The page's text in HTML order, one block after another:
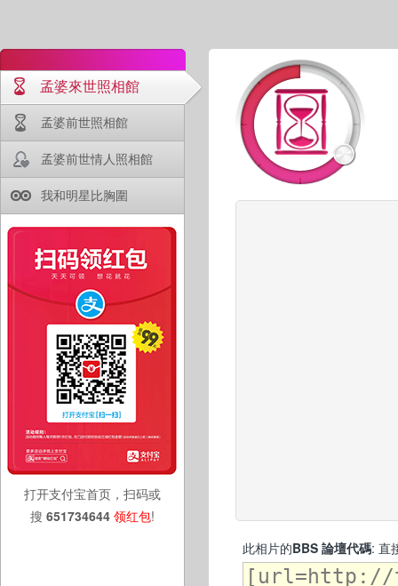
孟婆來世照相館
孟婆前世照相館
孟婆前世情人照相館
我和明星比胸圍
打开支付宝首页，扫码或
搜 651734644 领红包!
此相片的BBS 論壇代碼: 直